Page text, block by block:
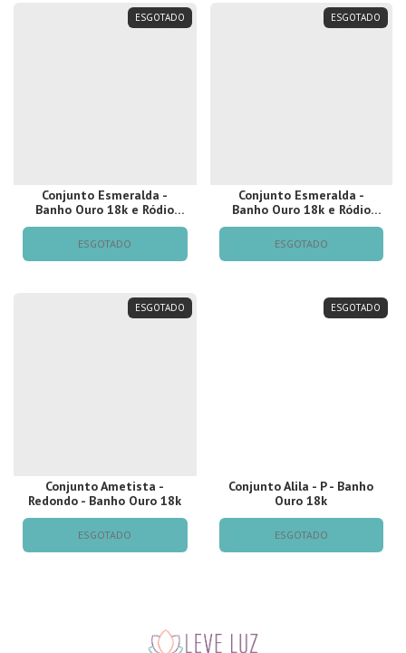
ESGOTADO
Conjunto Esmeralda -
Banho Ouro 18k e Ródio
Branco
ESGOTADO
ESGOTADO
Conjunto Esmeralda -
Banho Ouro 18k e Ródio
Branco
ESGOTADO
ESGOTADO
Conjunto Ametista -
Redondo - Banho Ouro 18k
ESGOTADO
ESGOTADO
Conjunto Alila - P - Banho
Ouro 18k
ESGOTADO